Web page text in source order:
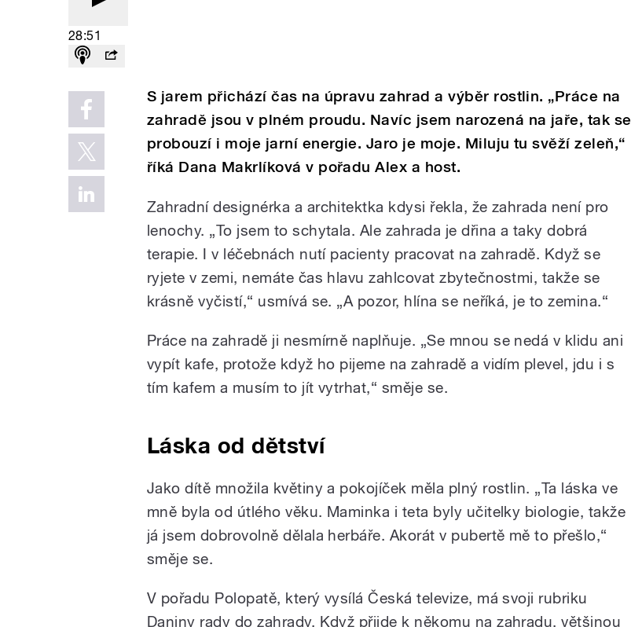
28:51
S jarem přichází čas na úpravu zahrad a výběr rostlin. „Práce na
zahradě jsou v plném proudu. Navíc jsem narozená na jaře, tak se
probouzí i moje jarní energie. Jaro je moje. Miluju tu svěží zeleň,“
říká Dana Makrlíková v pořadu Alex a host.
Zahradní designérka a architektka kdysi řekla, že zahrada není pro
lenochy. „To jsem to schytala. Ale zahrada je dřina a taky dobrá
terapie. I v léčebnách nutí pacienty pracovat na zahradě. Když se
ryjete v zemi, nemáte čas hlavu zahlcovat zbytečnostmi, takže se
krásně vyčistí,“ usmívá se. „A pozor, hlína se neříká, je to zemina.“
Práce na zahradě ji nesmírně naplňuje. „Se mnou se nedá v klidu ani
vypít kafe, protože když ho pijeme na zahradě a vidím plevel, jdu i s
tím kafem a musím to jít vytrhat,“ směje se.
Láska od dětství
Jako dítě množila květiny a pokojíček měla plný rostlin. „Ta láska ve
mně byla od útlého věku. Maminka i teta byly učitelky biologie, takže
já jsem dobrovolně dělala herbáře. Akorát v pubertě mě to přešlo,“
směje se.
V pořadu Polopatě, který vysílá Česká televize, má svoji rubriku
Daniny rady do zahrady. Když přijde k někomu na zahradu, většinou